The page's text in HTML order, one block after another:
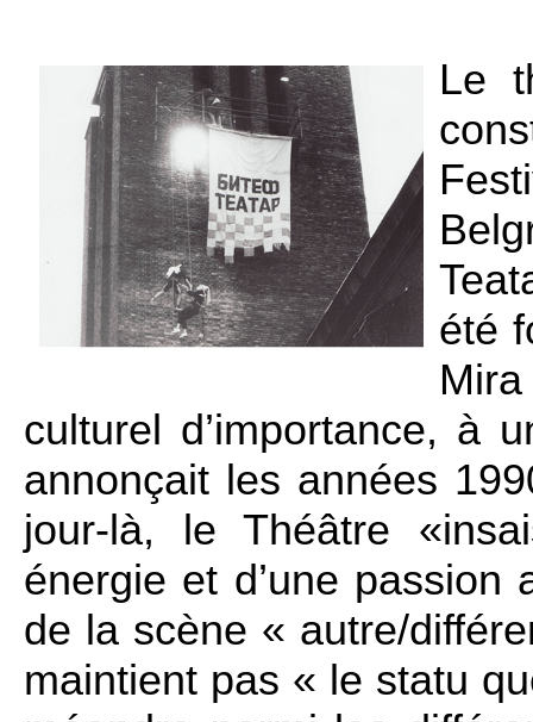
Le
été
culturel d’importance, à
annonçait les années
jour-là, le Théâtre
énergie et d’une passion
de la scène « autre/
maintient pas « le statu